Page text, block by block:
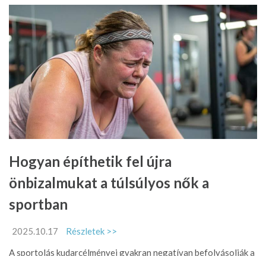
Hogyan építhetik fel újra
önbizalmukat a túlsúlyos nők a
sportban
2025.10.17
Részletek >>
A sportolás kudarcélményei gyakran negatívan befolyásolják a